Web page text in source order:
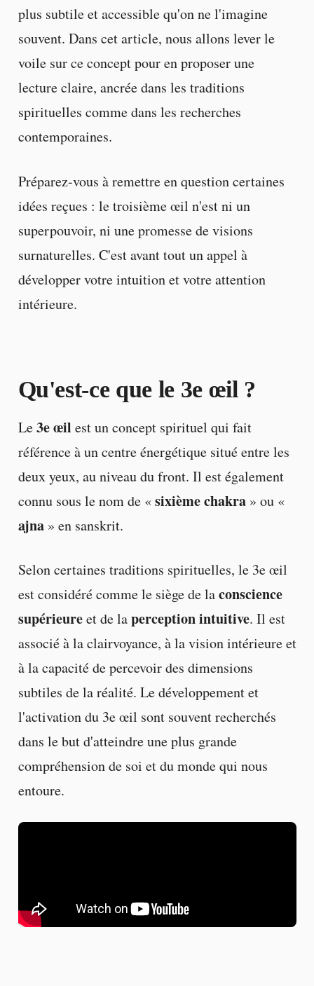
plus subtile et accessible qu'on ne l'imagine
souvent. Dans cet article, nous allons lever le
voile sur ce concept pour en proposer une
lecture claire, ancrée dans les traditions
spirituelles comme dans les recherches
contemporaines.
Préparez-vous à remettre en question certaines
idées reçues : le troisième œil n'est ni un
superpouvoir, ni une promesse de visions
surnaturelles. C'est avant tout un appel à
développer votre intuition et votre attention
intérieure.
Qu'est-ce que le 3e œil?
Le3e œil est un concept spirituel qui fait
référence à un centre énergétique situé entre les
deux yeux, au niveau du front. Il est également
connu sous le nom de «sixième chakra» ou «
ajna» en sanskrit.
Selon certaines traditions spirituelles, le 3e œil
est considéré comme le siège de laconscience
supérieureet de laperception intuitive. Il est
associé à la clairvoyance, à la vision intérieure et
à la capacité de percevoir des dimensions
subtiles de la réalité. Le développement et
l'activation du 3e œil sont souvent recherchés
dans le but d'atteindre une plus grande
compréhension de soi et du monde qui nous
entoure.